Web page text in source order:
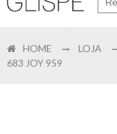
HOME LOJA
683 JOY 959